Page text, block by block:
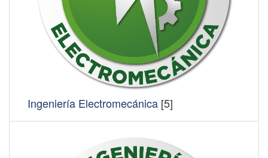
Ingeniería Electromecánica [5]